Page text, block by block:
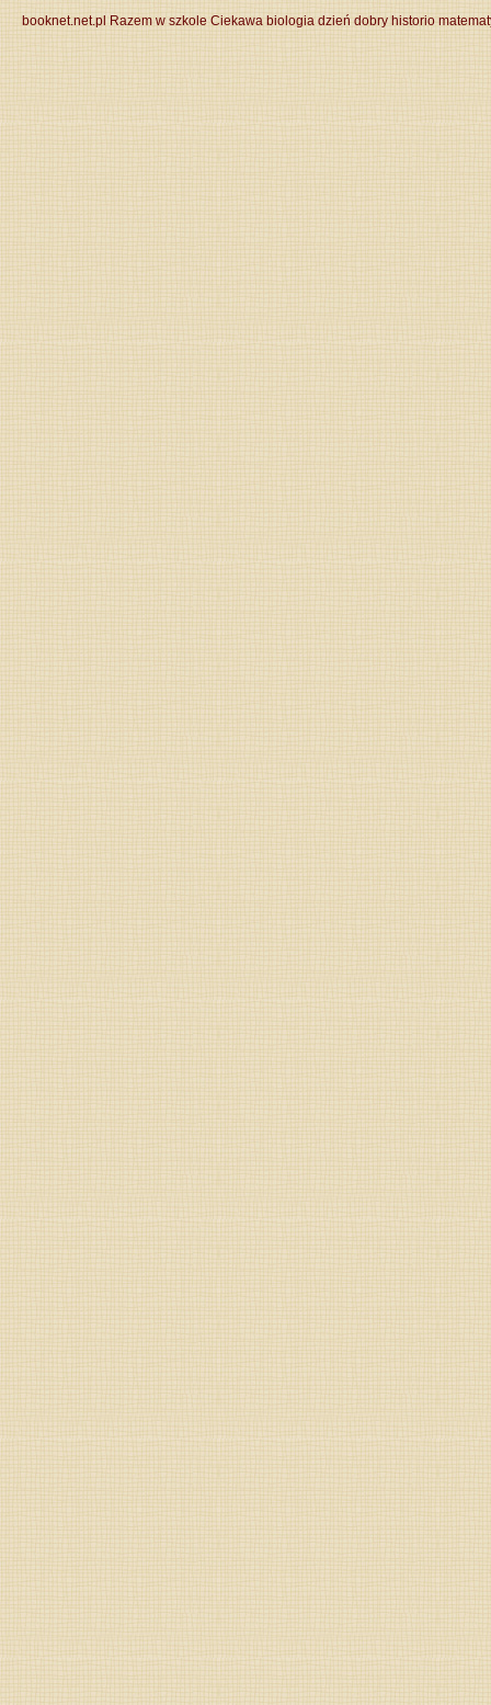
booknet.net.pl Razem w szkole Ciekawa biologia dzień dobry historio